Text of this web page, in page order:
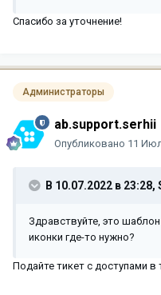
Спасибо за уточнение!
Администраторы
ab.support.serhii
Опубликовано 11
В 10.07.2022 в 23:28,
Здравствуйте, это
иконки где-то нужно?
Подайте тикет с доступами